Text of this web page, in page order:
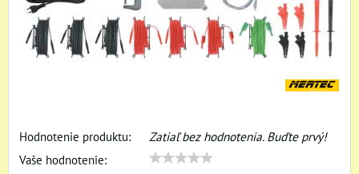
Hodnotenie produktu:
Zatiaľ bez hodnotenia. Buďte prvý!
Vaše hodnotenie: